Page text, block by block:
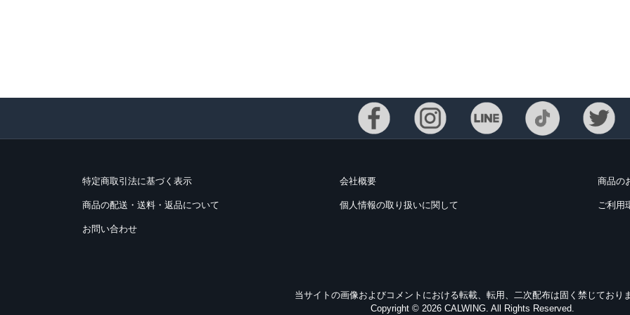
特定商取引法に基づく表示 会社概要 商品の
商品の配送・送料・返品について 個人情報の取り扱いに関して ご利用
お問い合わせ
当サイトの画像およびコメントにおける転載、転用、二次配布は固く禁じておりま
Copyright © 2026 CALWING. All Rights Reserved.